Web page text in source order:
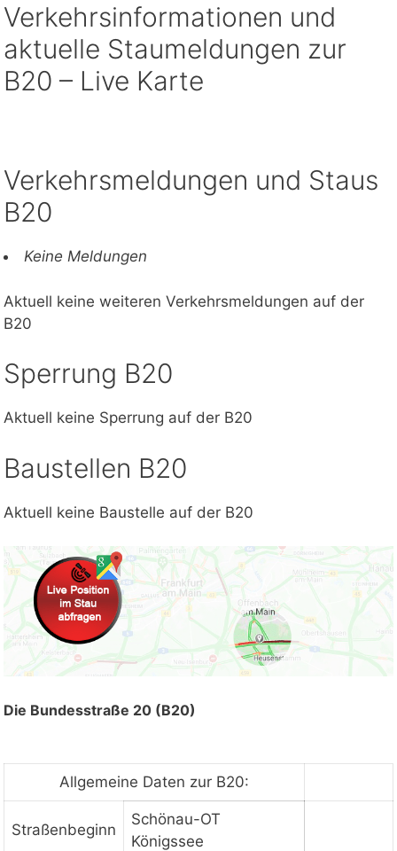
Verkehrsinformationen und
aktuelle Staumeldungen zur
B20 – Live Karte
Verkehrsmeldungen und Staus
B20
Keine Meldungen
Aktuell keine weiteren Verkehrsmeldungen auf der
B20
Sperrung B20
Aktuell keine Sperrung auf der B20
Baustellen B20
Aktuell keine Baustelle auf der B20
Die Bundesstraße 20 (B20)
Allgemeine Daten zur B20:
Straßenbeginn
Schönau-OT
Königssee